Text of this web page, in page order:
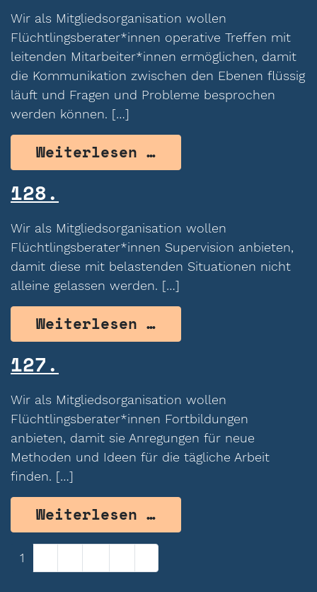
Wir als Mitgliedsorganisation wollen
Flüchtlingsberater*innen operative Treffen mit
leitenden Mitarbeiter*innen ermöglichen, damit
die Kommunikation zwischen den Ebenen flüssig
läuft und Fragen und Probleme besprochen
werden können. […]
Weiterlesen …from 129.
128.
Wir als Mitgliedsorganisation wollen
Flüchtlingsberater*innen Supervision anbieten,
damit diese mit belastenden Situationen nicht
alleine gelassen werden. […]
Weiterlesen …from 128.
127.
Wir als Mitgliedsorganisation wollen
Flüchtlingsberater*innen Fortbildungen
anbieten, damit sie Anregungen für neue
Methoden und Ideen für die tägliche Arbeit
finden. […]
Weiterlesen …from 127.
Beitragsnavigation
1